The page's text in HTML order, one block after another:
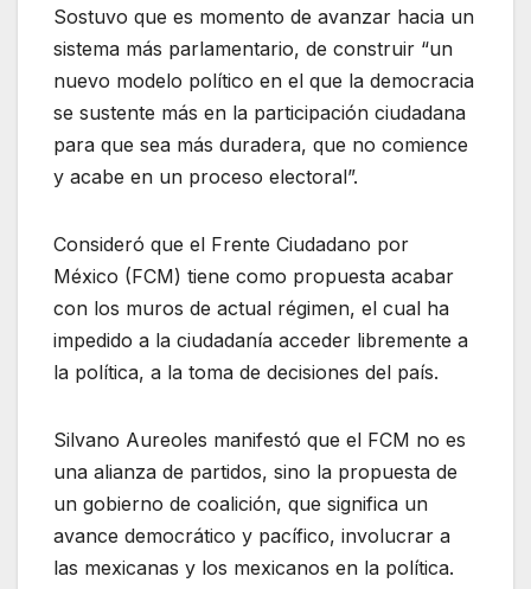
Sostuvo que es momento de avanzar hacia un
sistema más parlamentario, de construir “un
nuevo modelo político en el que la democracia
se sustente más en la participación ciudadana
para que sea más duradera, que no comience
y acabe en un proceso electoral”.
Consideró que el Frente Ciudadano por
México (FCM) tiene como propuesta acabar
con los muros de actual régimen, el cual ha
impedido a la ciudadanía acceder libremente a
la política, a la toma de decisiones del país.
Silvano Aureoles manifestó que el FCM no es
una alianza de partidos, sino la propuesta de
un gobierno de coalición, que significa un
avance democrático y pacífico, involucrar a
las mexicanas y los mexicanos en la política.